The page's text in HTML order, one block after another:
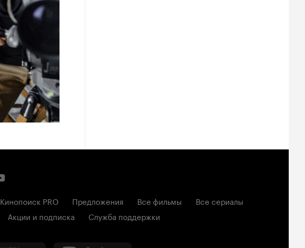
Кинопоиск PRO Предложения Все фильмы
Все сериалы
Акции и подписка Служба поддержки